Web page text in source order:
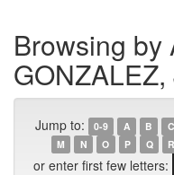
Browsing by
GONZALEZ,
Jump to: 0-9 A B C
M
N O P Q R
or enter first few letters: